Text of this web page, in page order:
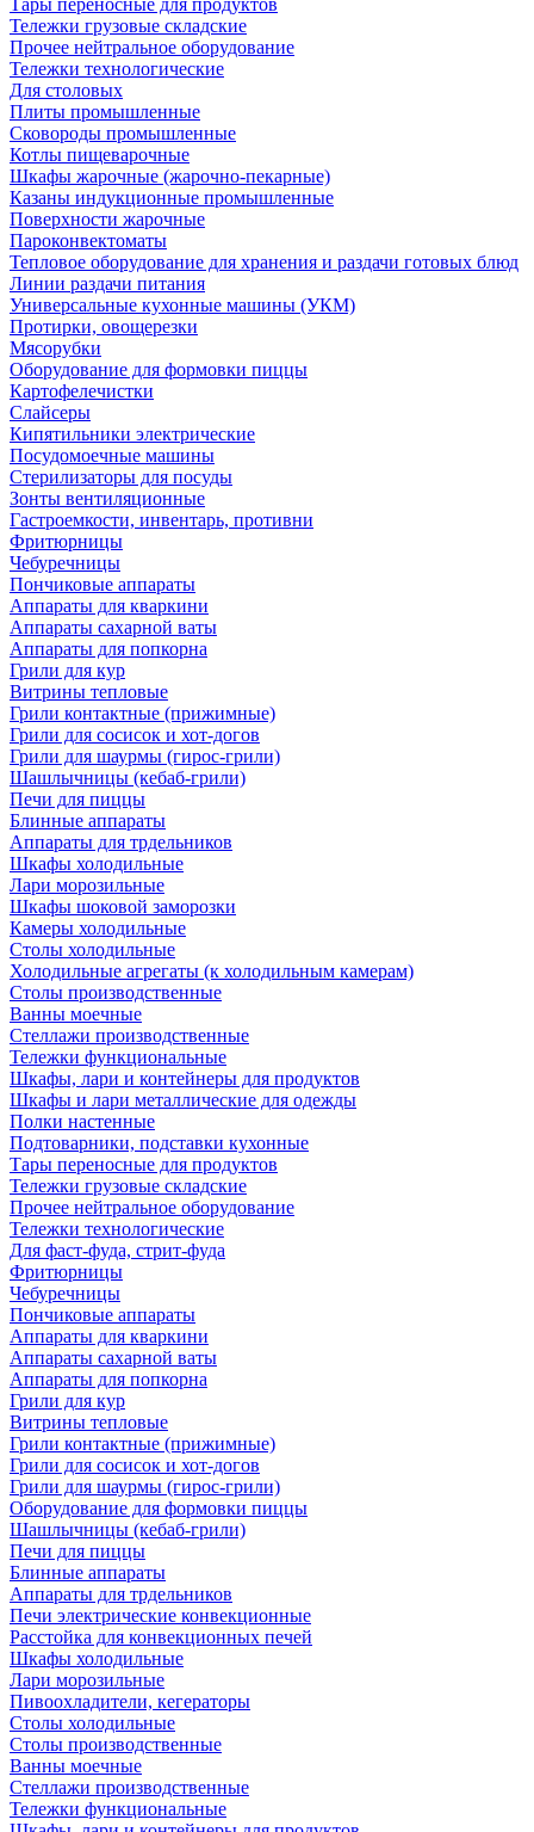
Тары переносные для продуктов
Тележки грузовые складские
Прочее нейтральное оборудование
Тележки технологические
Для столовых
Плиты промышленные
Сковороды промышленные
Котлы пищеварочные
Шкафы жарочные (жарочно-пекарные)
Казаны индукционные промышленные
Поверхности жарочные
Пароконвектоматы
Тепловое оборудование для хранения и раздачи готовых блюд
Линии раздачи питания
Универсальные кухонные машины (УКМ)
Протирки, овощерезки
Мясорубки
Оборудование для формовки пиццы
Картофелечистки
Слайсеры
Кипятильники электрические
Посудомоечные машины
Стерилизаторы для посуды
Зонты вентиляционные
Гастроемкости, инвентарь, противни
Фритюрницы
Чебуречницы
Пончиковые аппараты
Аппараты для кваркини
Аппараты сахарной ваты
Аппараты для попкорна
Грили для кур
Витрины тепловые
Грили контактные (прижимные)
Грили для сосисок и хот-догов
Грили для шаурмы (гирос-грили)
Шашлычницы (кебаб-грили)
Печи для пиццы
Блинные аппараты
Аппараты для трдельников
Шкафы холодильные
Лари морозильные
Шкафы шоковой заморозки
Камеры холодильные
Столы холодильные
Холодильные агрегаты (к холодильным камерам)
Столы производственные
Ванны моечные
Стеллажи производственные
Тележки функциональные
Шкафы, лари и контейнеры для продуктов
Шкафы и лари металлические для одежды
Полки настенные
Подтоварники, подставки кухонные
Тары переносные для продуктов
Тележки грузовые складские
Прочее нейтральное оборудование
Тележки технологические
Для фаст-фуда, стрит-фуда
Фритюрницы
Чебуречницы
Пончиковые аппараты
Аппараты для кваркини
Аппараты сахарной ваты
Аппараты для попкорна
Грили для кур
Витрины тепловые
Грили контактные (прижимные)
Грили для сосисок и хот-догов
Грили для шаурмы (гирос-грили)
Оборудование для формовки пиццы
Шашлычницы (кебаб-грили)
Печи для пиццы
Блинные аппараты
Аппараты для трдельников
Печи электрические конвекционные
Расстойка для конвекционных печей
Шкафы холодильные
Лари морозильные
Пивоохладители, кегераторы
Столы холодильные
Столы производственные
Ванны моечные
Стеллажи производственные
Тележки функциональные